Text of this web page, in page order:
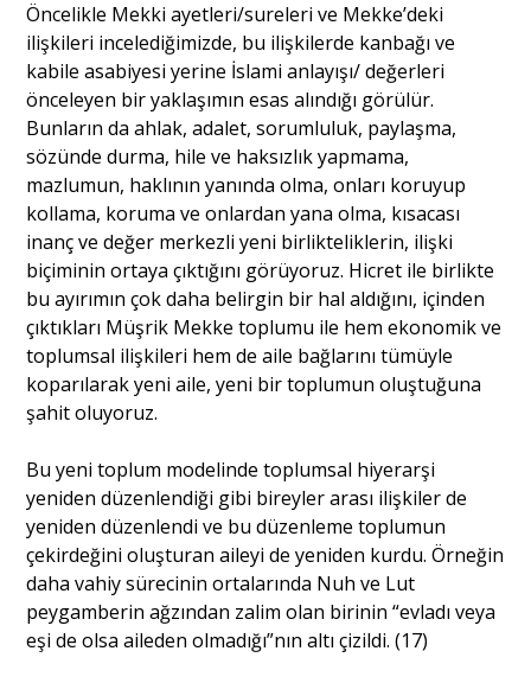
Öncelikle Mekki ayetleri/sureleri ve Mekke’deki
ilişkileri incelediğimizde, bu ilişkilerde kanbağı ve
kabile asabiyesi yerine İslami anlayışı/ değerleri
önceleyen bir yaklaşımın esas alındığı görülür.
Bunların da ahlak, adalet, sorumluluk, paylaşma,
sözünde durma, hile ve haksızlık yapmama,
mazlumun, haklının yanında olma, onları koruyup
kollama, koruma ve onlardan yana olma, kısacası
inanç ve değer merkezli yeni birlikteliklerin, ilişki
biçiminin ortaya çıktığını görüyoruz. Hicret ile birlikte
bu ayırımın çok daha belirgin bir hal aldığını, içinden
çıktıkları Müşrik Mekke toplumu ile hem ekonomik ve
toplumsal ilişkileri hem de aile bağlarını tümüyle
koparılarak yeni aile, yeni bir toplumun oluştuğuna
şahit oluyoruz.
Bu yeni toplum modelinde toplumsal hiyerarşi
yeniden düzenlendiği gibi bireyler arası ilişkiler de
yeniden düzenlendi ve bu düzenleme toplumun
çekirdeğini oluşturan aileyi de yeniden kurdu. Örneğin
daha vahiy sürecinin ortalarında Nuh ve Lut
peygamberin ağzından zalim olan birinin “evladı veya
eşi de olsa aileden olmadığı”nın altı çizildi. (17)